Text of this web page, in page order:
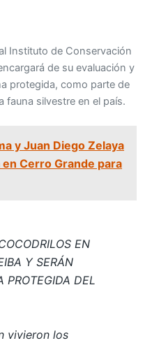
Instituto de Conservación
de su evaluación y
protegida, como parte de
fauna silvestre en el país.
y Juan Diego Zelaya
Cerro Grande para
EN
Y SERÁN
PROTEGIDA DEL
vivieron los